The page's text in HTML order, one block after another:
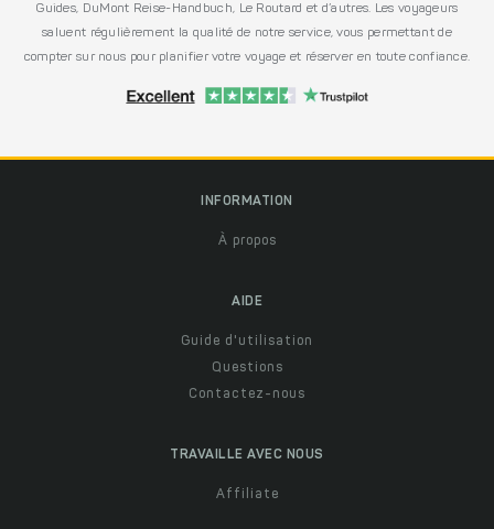
Guides, DuMont Reise-Handbuch, Le Routard et d’autres. Les voyageurs
saluent régulièrement la qualité de notre service, vous permettant de
compter sur nous pour planifier votre voyage et réserver en toute confiance.
INFORMATION
À propos
AIDE
Guide d'utilisation
Questions
Contactez-nous
TRAVAILLE AVEC NOUS
Affiliate